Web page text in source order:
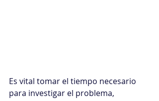
Es vital tomar el tiempo necesario
para investigar el problema,